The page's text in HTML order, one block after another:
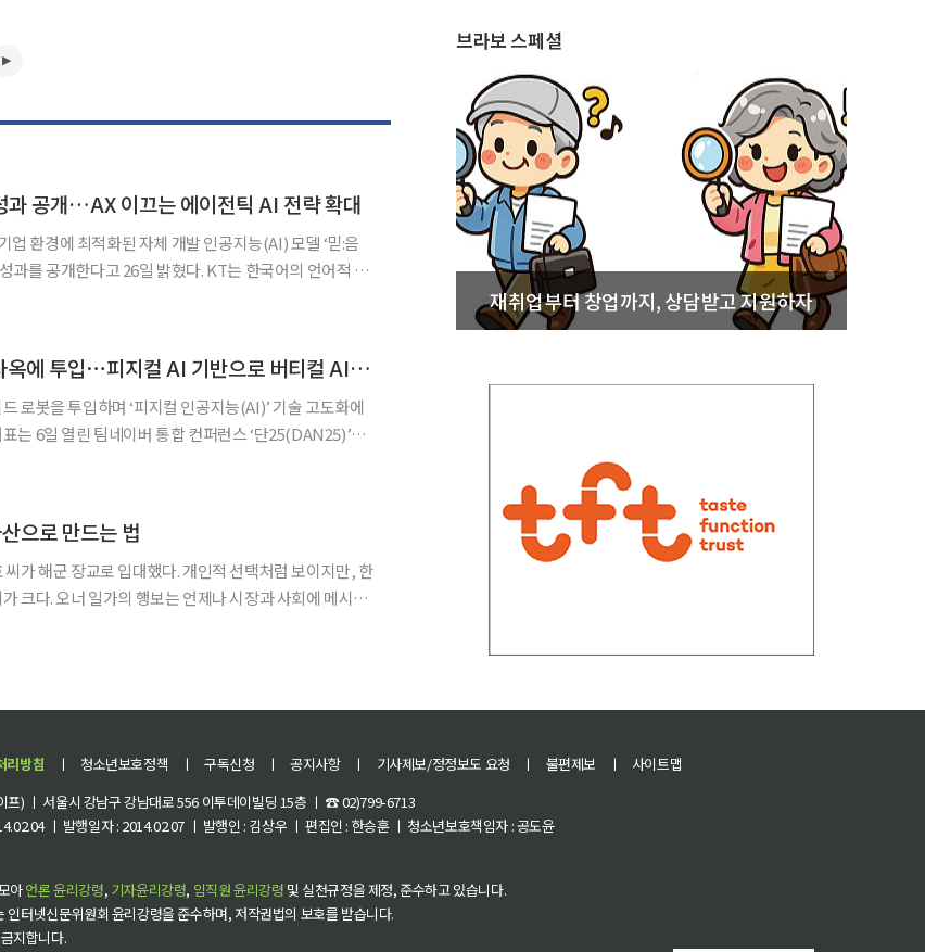
과 공개…AX 이끄는 에이전틱 AI 전략 확대
환경에 최적화된 자체 개발 인공지능(AI) 모델 ‘믿:음
고 26일 밝혔다. KT는 한국어의 언어적 특
네이버, 휴머노이드 로봇 사옥에 투입⋯피지컬 AI 기반으로 버티컬 AI 생태계 확산
로봇을 투입하며 ‘피지컬 인공지능(AI)’ 기술 고도화에
으로 만드는 법
가 해군 장교로 입대했다. 개인적 선택처럼 보이지만, 한
크다. 오너 일가의 행보는 언제나 시장과 사회에 메시지
브라보 스페셜
재취업부터 창업까지, 상담받고 지원하자
리방침 ㅣ 청소년보호정책 ㅣ 구독신청 ㅣ 공지사항 ㅣ 기사제보/정정보도 요청 ㅣ 불편제보 ㅣ
사이트맵
프) ㅣ 서울시 강남구 강남대로 556 이투데이빌딩 15층 ㅣ ☎ 02)799-6713
ㅣ 발행일자 : 2014.02.07 ㅣ 발행인 : 김상우 ㅣ 편집인 : 한승훈 ㅣ 청소년보호책임자 : 공도윤
아언론 윤리강령, 기자윤리강령, 임직원 윤리강령 및 실천규정을 제정, 준수하고 있습니다.
터넷신문위원회 윤리강령을 준수하며, 저작권법의 보호를 받습니다.
지합니다.